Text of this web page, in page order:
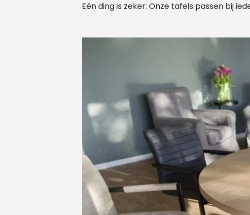
Eén ding is zeker: Onze tafels passen bij